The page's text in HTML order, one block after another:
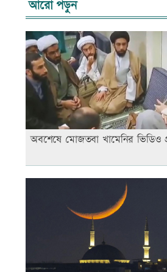
আরো পড়ুন
অবশেষে মোজতবা খামেনির ভিডিও